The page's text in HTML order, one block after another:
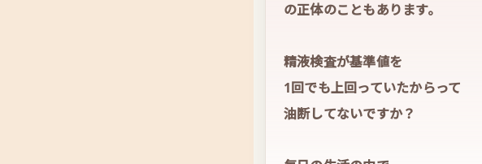
の正体のこともあります。
精液検査が基準値を
1回でも上回っていたからって
油断してないですか？